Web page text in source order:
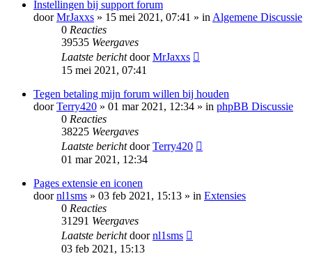
Instellingen bij support forum
doorMrJaxxs » 15 mei 2021, 07:41 » inAlgemene Discussie
0 Reacties
39535 Weergaves
Laatste berichtdoorMrJaxxs
15 mei 2021, 07:41
Tegen betaling mijn forum willen bij houden
doorTerry420 » 01 mar 2021, 12:34 » in phpBB Discussie
0 Reacties
38225 Weergaves
Laatste berichtdoorTerry420
01 mar 2021, 12:34
Pages extensie en iconen
doornl1sms » 03 feb 2021, 15:13 » in Extensies
0 Reacties
31291 Weergaves
Laatste berichtdoornl1sms
03 feb 2021, 15:13